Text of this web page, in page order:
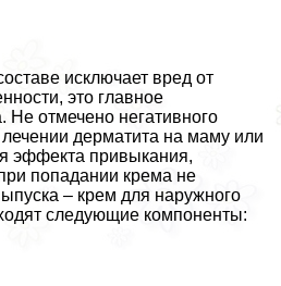
исключает вред от
это главное
Не отмечено негативного
дерматита на маму или
эффекта привыкания,
попадании крема не
– крем для наружного
следующие компоненты: